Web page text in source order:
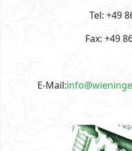
Tel: +49
Fax: +49
E-Mail: